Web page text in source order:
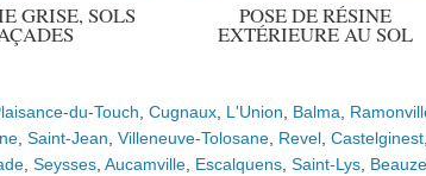
GRISE, SOLS POSE DE RÉSINE
EXTÉRIEURE AU SOL
du-Touch Cugnaux L'Union Balma
Saint-Jean Villeneuve-Tolosane Revel Castelginest
, Seysses, Aucamville, Escalquens, Saint-Lys,